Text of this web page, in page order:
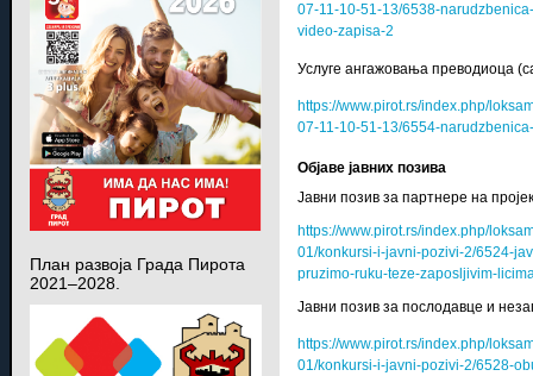
07-11-10-51-13/6538-
video-zapisa-2
Услуге ангажовања преводиоца
https://www.pirot.rs/index.php/
07-11-10-51-13/6554-
Објаве јавних позива
Јавни позив за партнере на
https://www.pirot.rs/index.php/
01/konkursi-i-javni-pozivi-2/6524-
pruzimo-ruku-teze-zaposljivim-
Јавни позив за послодавце и
https://www.pirot.rs/index.php/
01/konkursi-i-javni-pozivi-2/6528-
План развоја Града Пирота
2021–2028.